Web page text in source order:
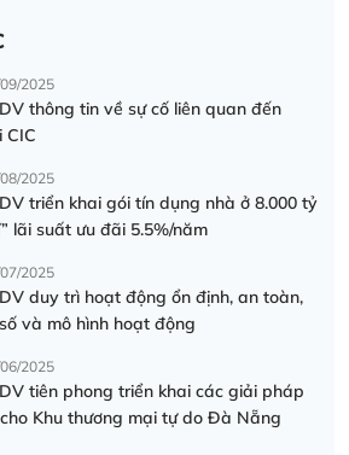
2025
thông tin về sự cố liên quan đến
CIC
2025
triển khai gói tín dụng nhà ở 8.000 tỷ
“Tri ân người chiến sĩ” lãi suất ưu đãi 5.5%/năm
2025
duy trì hoạt động ổn định, an toàn,
và mô hình hoạt động
2025
tiên phong triển khai các giải pháp
Khu thương mại tự do Đà Nẵng